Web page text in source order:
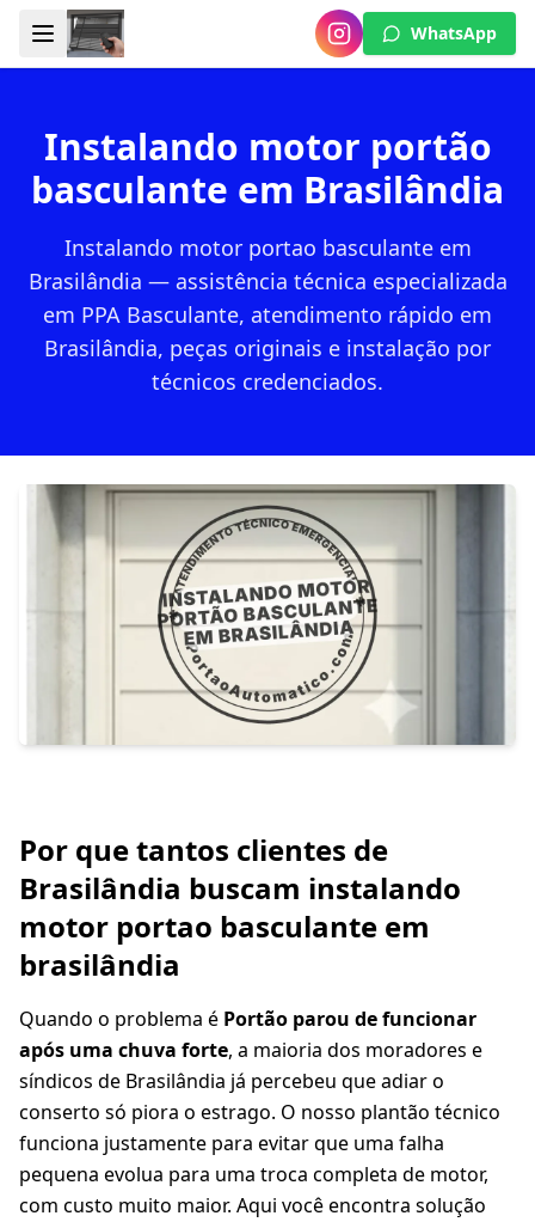
WhatsApp
Instalando motor portão
basculante em Brasilândia
Instalando motor portao basculante em
Brasilândia — assistência técnica especializada
em PPA Basculante, atendimento rápido em
Brasilândia, peças originais e instalação por
técnicos credenciados.
Por que tantos clientes de
Brasilândia buscam instalando
motor portao basculante em
brasilândia
Quando o problema é Portão parou de funcionar
após uma chuva forte, a maioria dos moradores e
síndicos de Brasilândia já percebeu que adiar o
conserto só piora o estrago. O nosso plantão técnico
funciona justamente para evitar que uma falha
pequena evolua para uma troca completa de motor,
com custo muito maior. Aqui você encontra solução